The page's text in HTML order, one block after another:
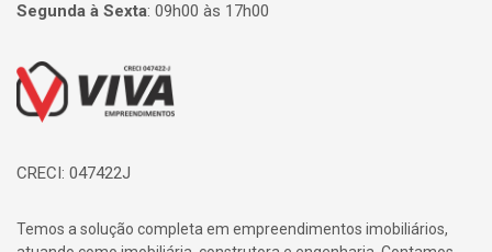
Segunda à Sexta: 09h00 às 17h00
Página inicial
CRECI: 047422J
Temos a solução completa em empreendimentos imobiliários,